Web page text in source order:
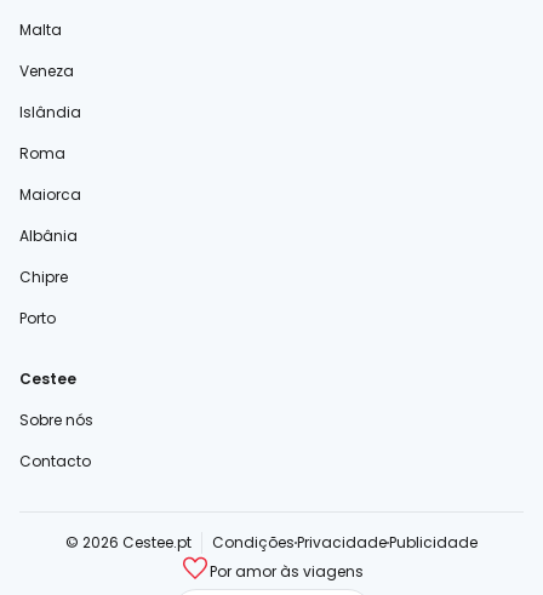
Malta
Veneza
Islândia
Roma
Maiorca
Albânia
Chipre
Porto
Cestee
Sobre nós
Contacto
© 2026 Cestee.pt CondiçõesPrivacidadePublicidade
Por amor às viagens
cestee.com